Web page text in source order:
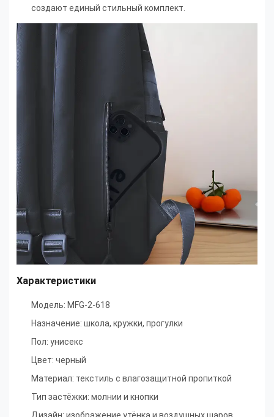
создают единый стильный комплект.
Характеристики
Модель: MFG-2-618
Назначение: школа, кружки, прогулки
Пол: унисекс
Цвет: черный
Материал: текстиль с влагозащитной пропиткой
Тип застёжки: молнии и кнопки
Дизайн: изображение утёнка и воздушных шаров